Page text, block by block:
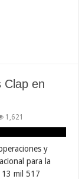
Clap en
1,621
y
para la
13 mil 517